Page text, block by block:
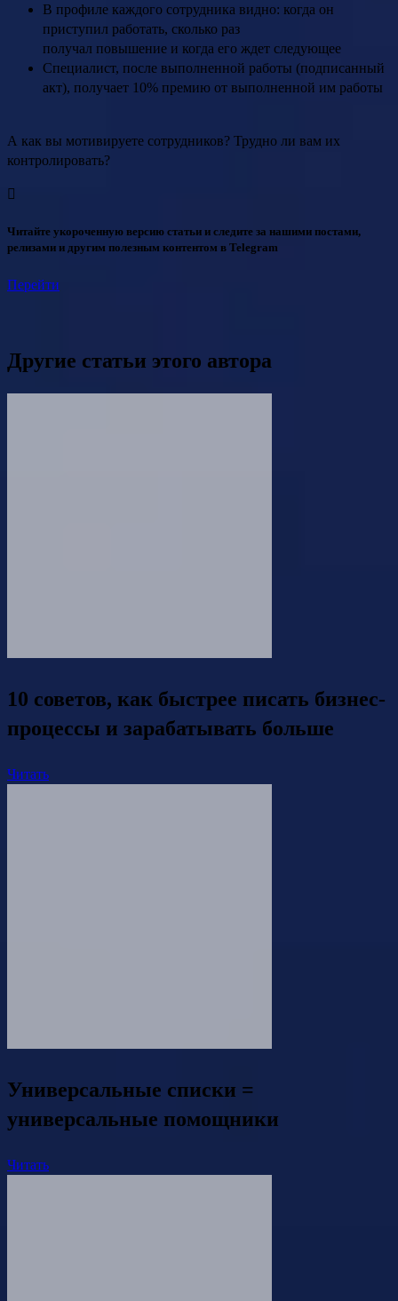
В профиле каждого сотрудника видно: когда он
приступил работать, сколько раз
получал повышение и когда его ждет следующее
Специалист, после выполненной работы (подписанный
акт), получает 10% премию от выполненной им работы
А как вы мотивируете сотрудников? Трудно ли вам их
контролировать?
Читайте укороченную версию статьи и следите за нашими постами,
релизами и другим полезным контентом в Telegram
Перейти
Другие статьи этого автора
10 советов, как быстрее писать бизнес-
процессы и зарабатывать больше
Читать
Универсальные списки =
универсальные помощники
Читать